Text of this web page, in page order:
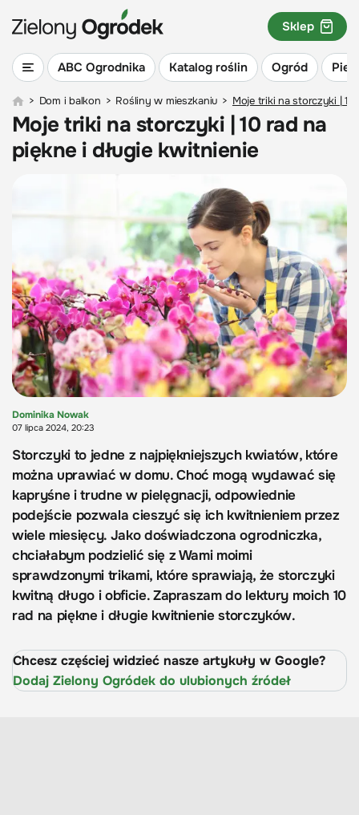
ABC Ogrodnika Katalog roślin Ogród
Sklep
> Dom i balkon > Rośliny w mieszkaniu > Moje triki na storczyki | 10
Moje triki na storczyki | 10 rad na
piękne i długie kwitnienie
Dominika Nowak
07 lipca 2024, 20:23
Storczyki to jedne z najpiękniejszych kwiatów, które
można uprawiać w domu. Choć mogą wydawać się
kapryśne i trudne w pielęgnacji, odpowiednie
podejście pozwala cieszyć się ich kwitnieniem przez
wiele miesięcy. Jako doświadczona ogrodniczka,
chciałabym podzielić się z Wami moimi
sprawdzonymi trikami, które sprawiają, że storczyki
kwitną długo i obficie. Zapraszam do lektury moich 10
rad na piękne i długie kwitnienie storczyków.
Chcesz częściej widzieć nasze artykuły w Google?
Dodaj Zielony Ogródek do ulubionych źródeł